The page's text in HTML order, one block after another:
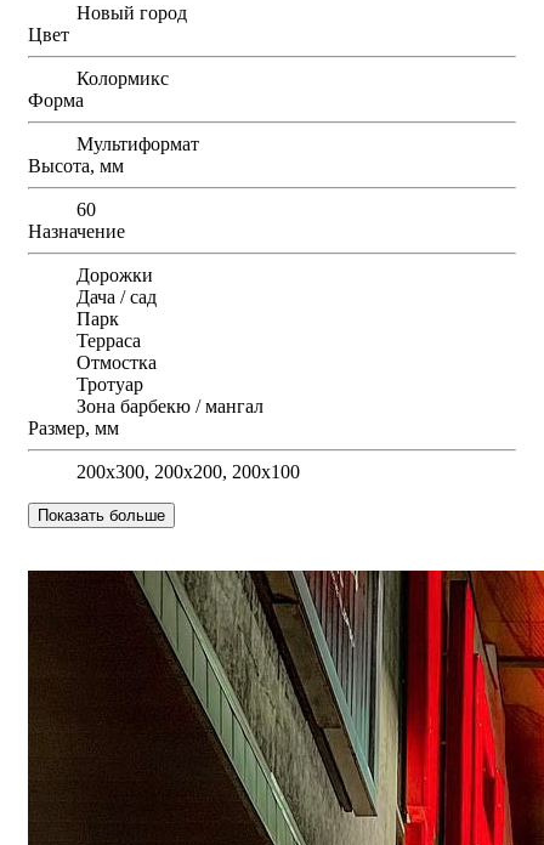
Новый город
Цвет
Колормикс
Форма
Мультиформат
Высота, мм
60
Назначение
Дорожки
Дача / сад
Парк
Терраса
Отмостка
Тротуар
Зона барбекю / мангал
Размер, мм
200х300, 200х200, 200х100
Показать больше